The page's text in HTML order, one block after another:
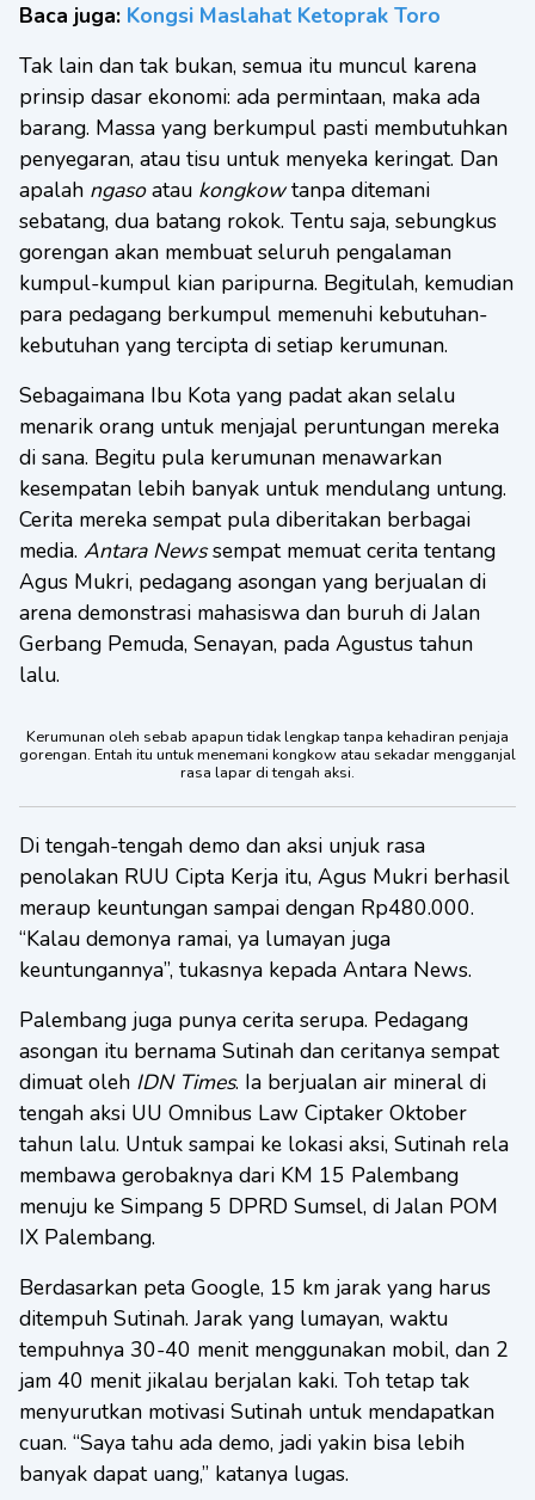
Baca juga: Kongsi Maslahat Ketoprak Toro
Tak lain dan tak bukan, semua itu muncul karena
prinsip dasar ekonomi: ada permintaan, maka ada
barang. Massa yang berkumpul pasti membutuhkan
penyegaran, atau tisu untuk menyeka keringat. Dan
apalah ngasoatau kongkowtanpa ditemani
sebatang, dua batang rokok. Tentu saja, sebungkus
gorengan akan membuat seluruh pengalaman
kumpul-kumpul kian paripurna. Begitulah, kemudian
para pedagang berkumpul memenuhi kebutuhan-
kebutuhan yang tercipta di setiap kerumunan.
Sebagaimana Ibu Kota yang padat akan selalu
menarik orang untuk menjajal peruntungan mereka
di sana. Begitu pula kerumunan menawarkan
kesempatan lebih banyak untuk mendulang untung.
Cerita mereka sempat pula diberitakan berbagai
media. Antara Newssempat memuat cerita tentang
Agus Mukri, pedagang asongan yang berjualan di
arena demonstrasi mahasiswa dan buruh di Jalan
Gerbang Pemuda, Senayan, pada Agustus tahun
lalu.
Kerumunan oleh sebab apapun tidak lengkap tanpa kehadiran penjaja
gorengan. Entah itu untuk menemani kongkow atau sekadar mengganjal
rasa lapar di tengah aksi.
Di tengah-tengah demo dan aksi unjuk rasa
penolakan RUU Cipta Kerja itu, Agus Mukri berhasil
meraup keuntungan sampai dengan Rp480.000.
“Kalau demonya ramai, ya lumayan juga
keuntungannya”, tukasnya kepada Antara News.
Palembang juga punya cerita serupa. Pedagang
asongan itu bernama Sutinah dan ceritanya sempat
dimuat oleh IDN Times. Ia berjualan air mineral di
tengah aksi UU Omnibus Law Ciptaker Oktober
tahun lalu. Untuk sampai ke lokasi aksi, Sutinah rela
membawa gerobaknya dari KM 15 Palembang
menuju ke Simpang 5 DPRD Sumsel, di Jalan POM
IX Palembang.
Berdasarkan peta Google, 15 km jarak yang harus
ditempuh Sutinah. Jarak yang lumayan, waktu
tempuhnya 30-40 menit menggunakan mobil, dan 2
jam 40 menit jikalau berjalan kaki. Toh tetap tak
menyurutkan motivasi Sutinah untuk mendapatkan
cuan. “Saya tahu ada demo, jadi yakin bisa lebih
banyak dapat uang,” katanya lugas.